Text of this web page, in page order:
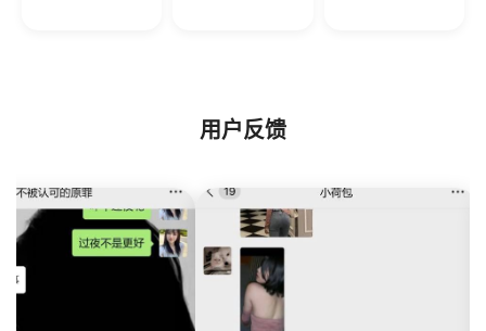
用户反馈